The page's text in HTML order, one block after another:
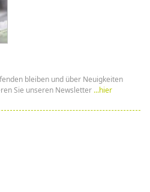
bleiben und über Neuigkeiten
Sie unseren Newsletter ...hier